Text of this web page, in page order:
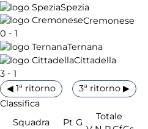
Spezia
Cremonese
0 - 1
Ternana
Cittadella
3 - 1
◀ 1ª ritorno
3ª ritorno ▶
Classifica
Squadra
Pt G
Totale